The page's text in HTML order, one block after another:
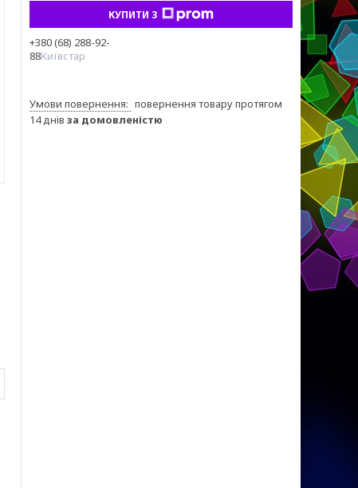
КУПИТИ З
+380 (68) 288-92-
88Київстар
повернення товару протягом
14 днів за домовленістю